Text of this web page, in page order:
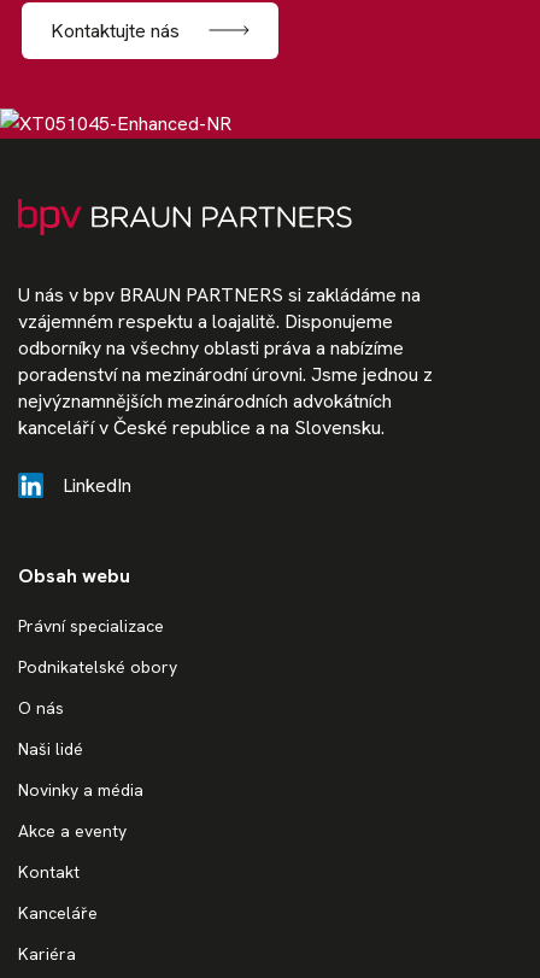
Kontaktujte nás
U nás v bpv BRAUN PARTNERS si zakládáme na
vzájemném respektu a loajalitě. Disponujeme
odborníky na všechny oblasti práva a nabízíme
poradenství na mezinárodní úrovni. Jsme jednou z
nejvýznamnějších mezinárodních advokátních
kanceláří v České republice a na Slovensku.
LinkedIn
Obsah webu
Právní specializace
Podnikatelské obory
O nás
Naši lidé
Novinky a média
Akce a eventy
Kontakt
Kanceláře
Kariéra